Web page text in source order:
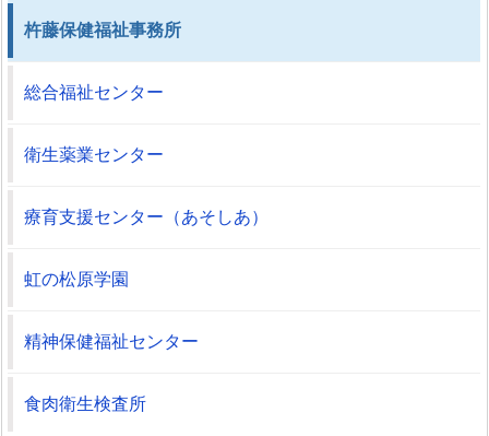
杵藤保健福祉事務所
総合福祉センター
衛生薬業センター
療育支援センター（あそしあ）
虹の松原学園
精神保健福祉センター
食肉衛生検査所